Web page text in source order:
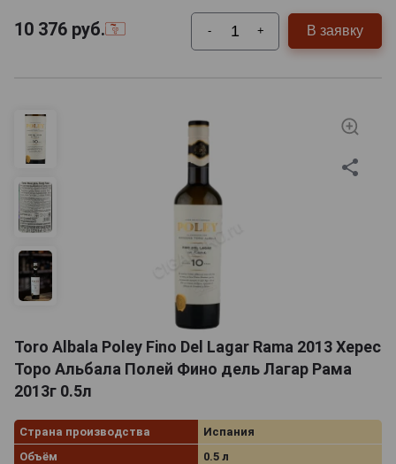
10 376 руб. - + В заявку
Toro Albala Poley Fino Del Lagar Rama 2013 Херес
Торо Альбала Полей Фино дель Лагар Рама
2013г 0.5л
Страна производства
Испания
Объём
0.5 л